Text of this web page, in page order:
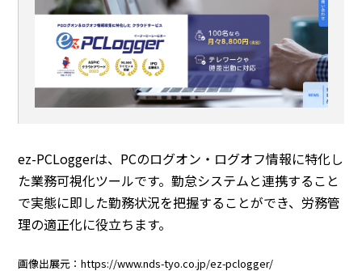
ez-PCLoggerは、PCのログオン・ログオフ情報に特化し
た業務可視化ツールです。勤怠システムと連携すること
で実態に即した勤務状況を把握することができ、労務管
理の適正化に役立ちます。
画像出展元：https://www.nds-tyo.co.jp/ez-pclogger/